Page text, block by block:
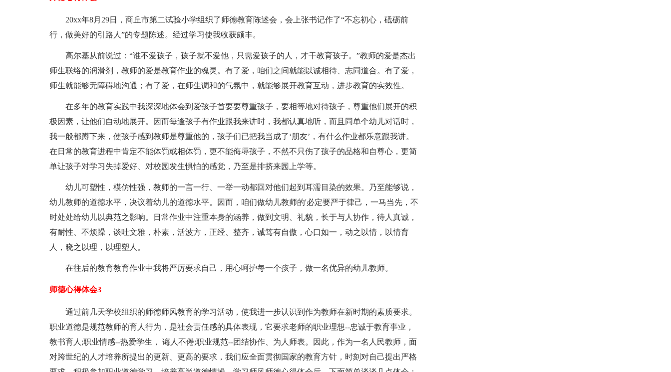
20xx年8月29日，商丘市第二试验小学组织了师德教育陈述会，会上张书记作了“不忘初心，砥砺前
行，做美好的引路人”的专题陈述。经过学习使我收获颇丰。
高尔基从前说过：“谁不爱孩子，孩子就不爱他，只需爱孩子的人，才干教育孩子。”教师的爱是杰出
师生联络的润滑剂，教师的爱是教育作业的魂灵。有了爱，咱们之间就能以诚相待、志同道合。有了爱，
师生就能够无障碍地沟通；有了爱，在师生调和的气氛中，就能够展开教育互动，进步教育的实效性。
在多年的教育实践中我深深地体会到爱孩子首要要尊重孩子，要相等地对待孩子，尊重他们展开的积
极因素，让他们自动地展开。因而每逢孩子有作业跟我来讲时，我都认真地听，而且同单个幼儿对话时，
我一般都蹲下来，使孩子感到教师是尊重他的，孩子们已把我当成了‘朋友’，有什么作业都乐意跟我讲。
在日常的教育进程中肯定不能体罚或相体罚，更不能侮辱孩子，不然不只伤了孩子的品格和自尊心，更简
单让孩子对学习失掉爱好、对校园发生惧怕的感觉，乃至是排挤来园上学等。
幼儿可塑性，模仿性强，教师的一言一行、一举一动都回对他们起到耳濡目染的效果。乃至能够说，
幼儿教师的道德水平，决议着幼儿的道德水平。因而，咱们做幼儿教师的'必定要严于律己，一马当先，不
时处处给幼儿以典范之影响。日常作业中注重本身的涵养，做到文明、礼貌，长于与人协作，待人真诚，
有耐性、不烦躁，谈吐文雅，朴素，活波方，正经、整齐，诚笃有自傲，心口如一，动之以情，以情育
人，晓之以理，以理塑人。
在往后的教育教育作业中我将严厉要求自己，用心呵护每一个孩子，做一名优异的幼儿教师。
师德心得体会3
通过前几天学校组织的师德师风教育的学习活动，使我进一步认识到作为教师在新时期的素质要求。
职业道德是规范教师的育人行为，是社会责任感的具体表现，它要求老师的职业理想--忠诚于教育事业，
教书育人;职业情感--热爱学生， 诲人不倦;职业规范--团结协作、为人师表。因此，作为一名人民教师，面
对跨世纪的人才培养所提出的更新、更高的要求，我们应全面贯彻国家的教育方针，时刻对自己提出严格